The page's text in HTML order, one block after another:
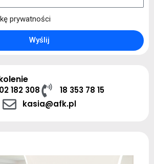
prywatności
Wyślij
182 308
18 353 78 15
kasia@afk.pl